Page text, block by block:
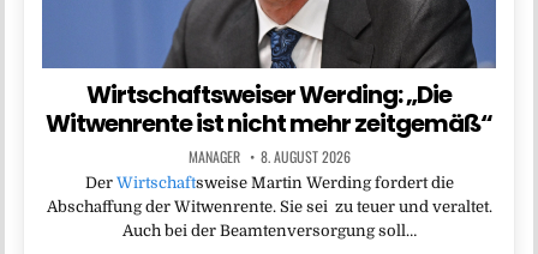
Wirtschaftsweiser Werding: „Die
Witwenrente ist nicht mehr zeitgemäß“
MANAGER 8. AUGUST 2026
Der Wirtschaftsweise Martin Werding fordert die
Abschaffung der Witwenrente. Sie sei zu teuer und veraltet.
Auch bei der Beamtenversorgung soll…